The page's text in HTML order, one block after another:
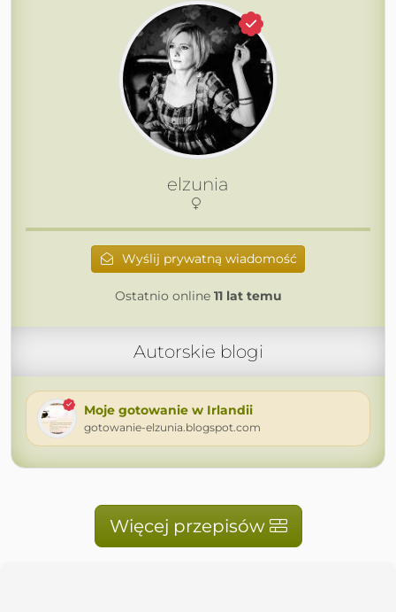
elzunia
Wyślij prywatną wiadomość
Ostatnio online 11 lat temu
Autorskie blogi
Moje gotowanie w Irlandii
gotowanie-elzunia.blogspot.com
Więcej przepisów